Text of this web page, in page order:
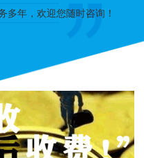
多年，欢迎您随时咨询！